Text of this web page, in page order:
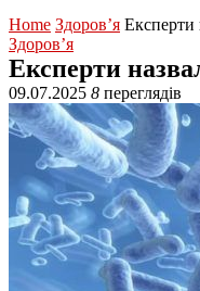
Home Здоров’я Експерти
Здоров’я
Експерти
09.07.2025 8 переглядів